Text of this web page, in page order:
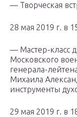
— Творческая
28 мая 2019 г. в
— Мастер-класс
Московского
генерала-
Михаила
инструменты
29 мая 2019 г. в